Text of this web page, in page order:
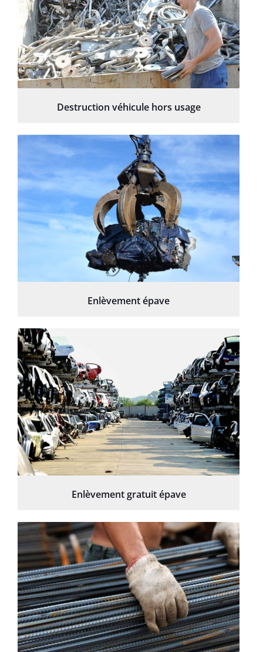
Destruction véhicule hors usage
Enlèvement épave
Enlèvement gratuit épave